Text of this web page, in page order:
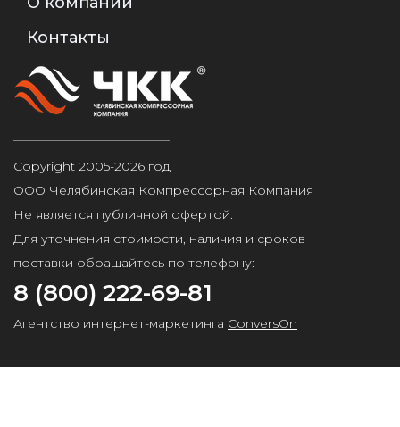
Контакты
Copyright 2005-2026 год
ООО Челябинская Компрессорная Компания
Не является публичной офертой.
Для уточнения стоимости, наличия и сроков
поставки обращайтесь по телефону:
8 (800) 222-69-81
Агентство интернет-маркетинга ConversOn